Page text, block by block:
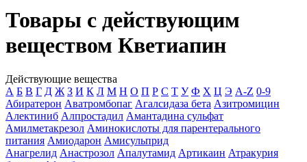
Товары с действующим
веществом Кветиапин
Действующие вещества
А Б В Г Д Ж З И К Л М Н О П Р С Т У Ф Х Ц Э A-Z 0-9
Абиратерон Аватромбопаг Агалсидаза бета Азитромицин
Алектиниб Алпростадил Амантадина сульфат
Амилметакрезол Аминокислоты для парентерального
питания Амиодарон Амисульприд
Анагрелид Анастрозол Апалутамид Артикаин Атракурия